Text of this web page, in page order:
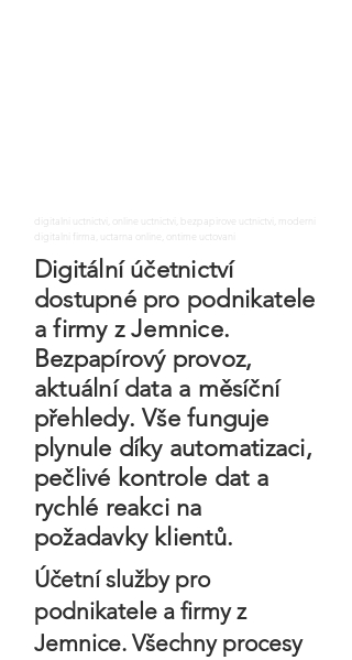
digitalni uctnictvi, online uctnictvi, bezpapirove uctnictvi, moderni
digitalni firma, uctarna online, ontime uctovani
Digitální účetnictví
dostupné pro podnikatele
a firmy z Jemnice.
Bezpapírový provoz,
aktuální data a měsíční
přehledy. Vše funguje
plynule díky automatizaci,
pečlivé kontrole dat a
rychlé reakci na
požadavky klientů.
Účetní služby pro
podnikatele a firmy z
Jemnice. Všechny procesy